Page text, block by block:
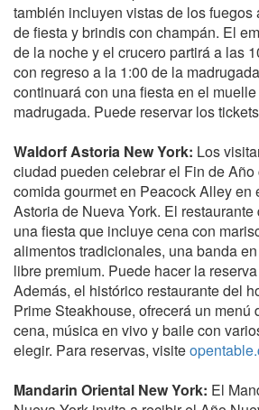
también incluyen vistas de los
de fiesta y brindis con champán. El
de la noche y el crucero partirá a las
con regreso a la 1:00 de la
continuará con una fiesta en el
madrugada. Puede reservar los
Waldorf Astoria New York: Los
ciudad pueden celebrar el Fin de
comida gourmet en Peacock Alley en
Astoria de Nueva York. El
una fiesta que incluye cena con
alimentos tradicionales, una banda
libre premium. Puede hacer la
Además, el histórico restaurante del
Prime Steakhouse, ofrecerá un menú
cena, música en vivo y baile con
elegir. Para reservas, visite
Mandarin Oriental New York: El